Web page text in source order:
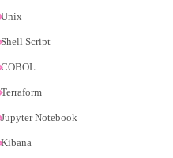
Unix
Shell Script
COBOL
Terraform
Jupyter Notebook
Kibana